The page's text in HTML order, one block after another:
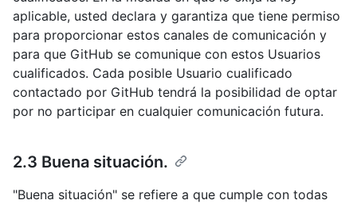
aplicable, usted declara y garantiza que tiene permiso
para proporcionar estos canales de comunicación y
para que GitHub se comunique con estos Usuarios
cualificados. Cada posible Usuario cualificado
contactado por GitHub tendrá la posibilidad de optar
por no participar en cualquier comunicación futura.
2.3 Buena situación.
"Buena situación" se refiere a que cumple con todas